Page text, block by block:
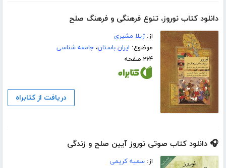
دانلود کتاب نوروز، تنوع فرهنگی و فرهنگ صلح
از:ژیلا مشیری
موضوع: ایران باستان،جامعه شناسی
۲۶۴ صفحه
دریافت از کتابراه
🎧 دانلود کتاب صوتی نوروز آیین صلح و زندگی
از:سمیه کریمی